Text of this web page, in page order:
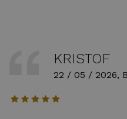
KRISTOF
22 / 05 / 2026,